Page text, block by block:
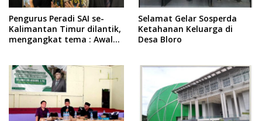
Pengurus Peradi SAI se-
Kalimantan Timur dilantik,
mengangkat tema : Awal
Selamat Gelar Sosperda
Ketahanan Keluarga di
Desa Bloro